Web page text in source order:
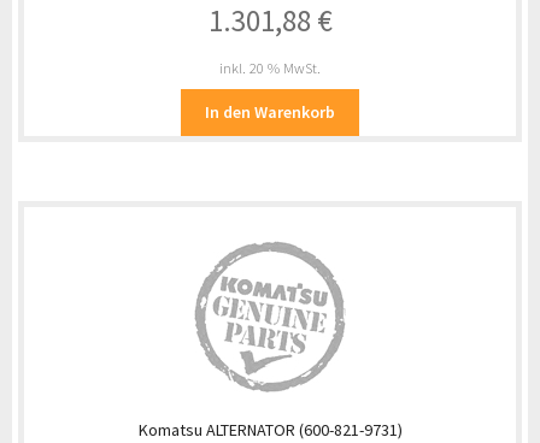
1.301,88 €
inkl. 20 % MwSt.
In den Warenkorb
Komatsu ALTERNATOR (600-821-9731)